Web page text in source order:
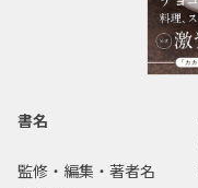
書名
監修・編集・著者名